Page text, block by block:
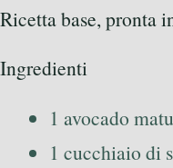
Ricetta base, pronta
Ingredienti
1 avocado
1 cucchiaio di